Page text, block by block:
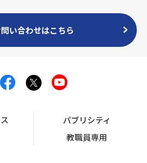
い合わせはこちら
パブリシティ
教職員専用